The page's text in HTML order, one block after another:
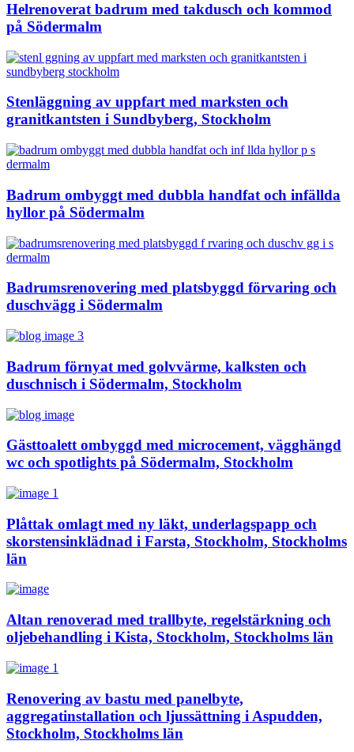
Helrenoverat badrum med takdusch och kommod
på Södermalm
Stenläggning av uppfart med marksten och
granitkantsten i Sundbyberg, Stockholm
Badrum ombyggt med dubbla handfat och infällda
hyllor på Södermalm
Badrumsrenovering med platsbyggd förvaring och
duschvägg i Södermalm
Badrum förnyat med golvvärme, kalksten och
duschnisch i Södermalm, Stockholm
Gästtoalett ombyggd med microcement, vägghängd
wc och spotlights på Södermalm, Stockholm
Plåttak omlagt med ny läkt, underlagspapp och
skorstensinklädnad i Farsta, Stockholm, Stockholms
län
Altan renoverad med trallbyte, regelstärkning och
oljebehandling i Kista, Stockholm, Stockholms län
Renovering av bastu med panelbyte,
aggregatinstallation och ljussättning i Aspudden,
Stockholm, Stockholms län